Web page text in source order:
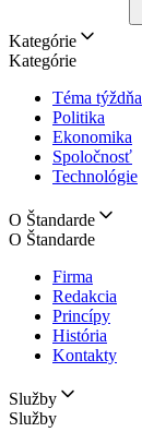
Kategórie
Kategórie
Téma týždňa
Politika
Ekonomika
Spoločnosť
Technológie
O Štandarde
O Štandarde
Firma
Redakcia
Princípy
História
Kontakty
Služby
Služby